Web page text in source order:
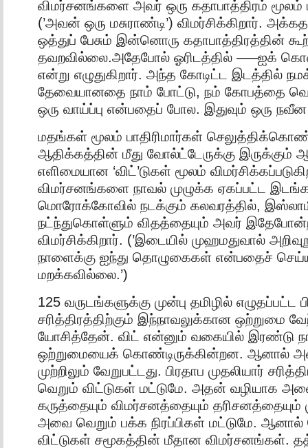
விமர்சனங்களை அவர் ஒரு கதாபாத்திரம் மூலம்
(’அவன் ஒரு மசுராண்டி’) விமர்சிக்கிறார்.
ஒத்துப் பேசும் இன்னொரு கதாபாத்திரத்தின்
தவறவில்லை.அதேபோல் ஓரிடத்தில் —–ஐக்
என்று எழுதுகிறார். அந்த கோடிட்ட இடத்தில்
தேவையானதை நாம் போட்டு, நம் கோபத்தை
ஒரு வாய்ப்பு என்பதைப் போல. இதுவும் ஒரு
மதங்கள் மூலம் பாதிரிமார்கள்
ஆதிக்கத்தின் மீது வோல்ட்டேருக்கு இருக்கும்
எளிமையான ‘விட்’டுகள் மூலம்
விமர்சனங்களை நாவல் முழுக்க ஏகப்பட்ட
மொரோக்கோவில் நடக்கும் கலவரத்தில்,
நட்ந்துகொள்ளும் விதத்தையும் அவர்
விமர்சிக்கிறார். (’இடையில் முஹமதுவால்
நாளைக்கு ஐந்து தொழுகைகள் என்பதைச்
மறக்கவில்லை.’)
125 வருடங்களுக்கு முன்பு தமிழில் எழுதப்பட்ட
சரித்திரத்திற்கும் இந்நாவலுக்கான ஒற்றுமை
யோசித்தேன். விட் என்னும் வகையில் இரண்டு
ஒற்றுமையைக் கொண்டிருக்கின்றன. ஆனால்
முற்றிலும் வேறுபட்டது. பிரதாப முதலியார்
வெறும் விட்டுகள் மட்டுமே. அதன் வழியாக
கருத்தையும் விமர்சனத்தையும்
அவை வெறும் பக்க நிரப்பிகள் மட்டுமே.
விட்டுகள் சமூகத்தின் மீதான விமர்சனங்கள்.